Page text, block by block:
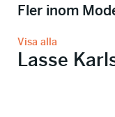
Fler inom
Visa alla
Lasse